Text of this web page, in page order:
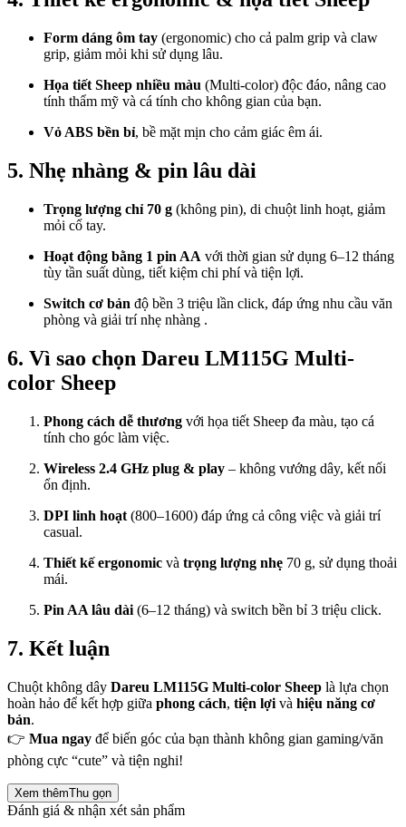
Form dáng ôm tay (ergonomic) cho cả palm grip và claw
grip, giảm mỏi khi sử dụng lâu.
Họa tiết Sheep nhiều màu (Multi-color) độc đáo, nâng cao
tính thẩm mỹ và cá tính cho không gian của bạn.
Vỏ ABS bền bỉ, bề mặt mịn cho cảm giác êm ái.
5. Nhẹ nhàng & pin lâu dài
Trọng lượng chỉ 70 g (không pin), di chuột linh hoạt, giảm
mỏi cổ tay.
Hoạt động bằng 1 pin AA với thời gian sử dụng 6–12 tháng
tùy tần suất dùng, tiết kiệm chi phí và tiện lợi.
Switch cơ bản độ bền 3 triệu lần click, đáp ứng nhu cầu văn
phòng và giải trí nhẹ nhàng .
6. Vì sao chọn Dareu LM115G Multi-
color Sheep
Phong cách dễ thương với họa tiết Sheep đa màu, tạo cá
tính cho góc làm việc.
Wireless 2.4 GHz plug & play – không vướng dây, kết nối
ổn định.
DPI linh hoạt (800–1600) đáp ứng cả công việc và giải trí
casual.
Thiết kế ergonomic và trọng lượng nhẹ 70 g, sử dụng thoải
mái.
Pin AA lâu dài (6–12 tháng) và switch bền bỉ 3 triệu click.
7. Kết luận
Chuột không dây Dareu LM115G Multi-color Sheep là lựa chọn
hoàn hảo để kết hợp giữa phong cách, tiện lợi và hiệu năng cơ
bản.
👉 Mua ngay để biến góc của bạn thành không gian gaming/văn
phòng cực “cute” và tiện nghi!
Xem thêmThu gọn
Đánh giá & nhận xét sản phẩm